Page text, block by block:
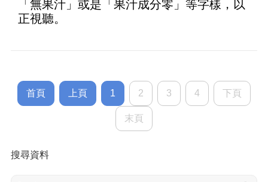
「無果汁」或是「果汁成分零」等字樣，以
正視聽。
首頁 上頁 1 2 3 4 下頁
末頁
搜尋資料